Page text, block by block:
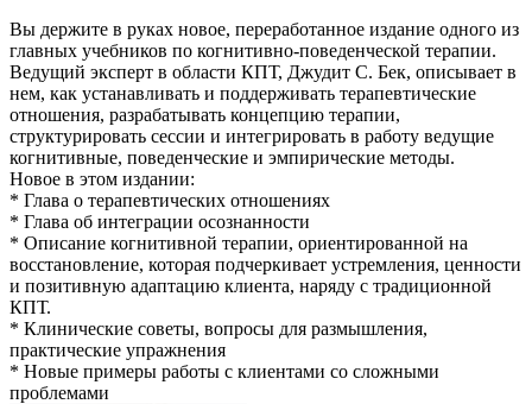
Вы держите в руках новое, переработанное издание одного из
главных учебников по когнитивно-поведенческой терапии.
Ведущий эксперт в области КПТ, Джудит С. Бек, описывает в
нем, как устанавливать и поддерживать терапевтические
отношения, разрабатывать концепцию терапии,
структурировать сессии и интегрировать в работу ведущие
когнитивные, поведенческие и эмпирические методы.
Новое в этом издании:
* Глава о терапевтических отношениях
* Глава об интеграции осознанности
* Описание когнитивной терапии, ориентированной на
восстановление, которая подчеркивает устремления, ценности
и позитивную адаптацию клиента, наряду с традиционной
КПТ.
* Клинические советы, вопросы для размышления,
практические упражнения
* Новые примеры работы с клиентами со сложными
проблемами